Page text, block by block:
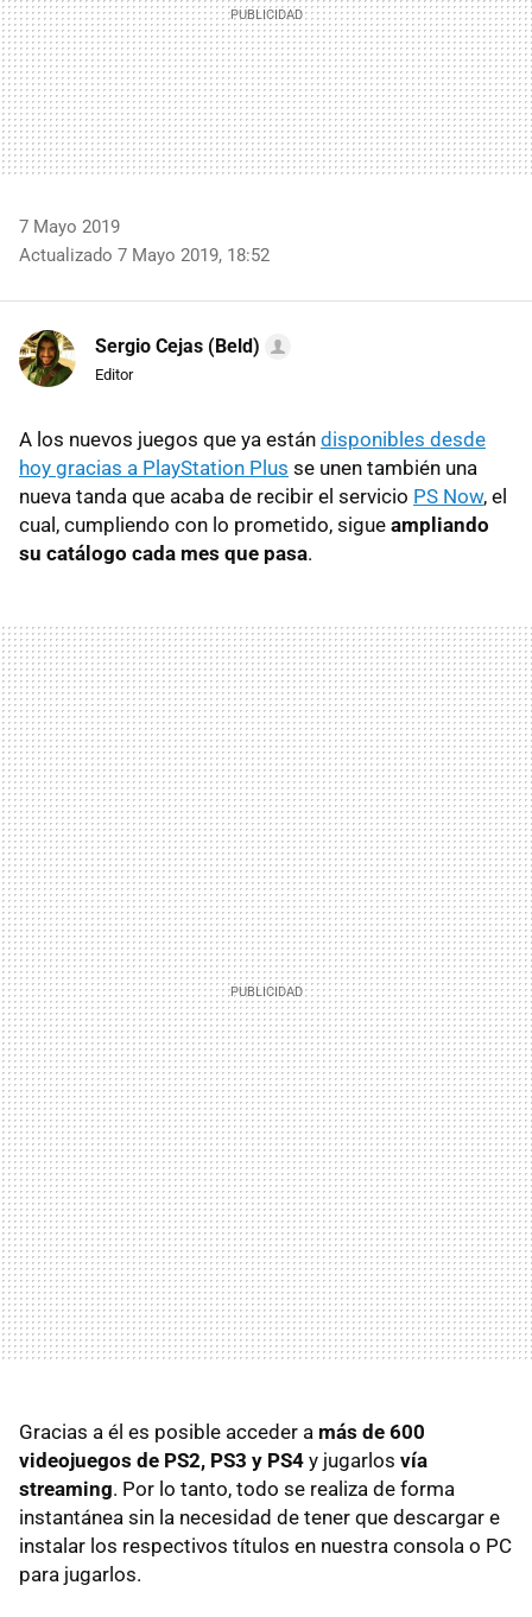
7 Mayo 2019
Actualizado 7 Mayo 2019, 18:52
Sergio Cejas (Beld)
Editor
A los nuevos juegos que ya están disponibles desde
hoy gracias a PlayStation Plus se unen también una
nueva tanda que acaba de recibir el servicio PS Now, el
cual, cumpliendo con lo prometido, sigue ampliando
su catálogo cada mes que pasa.
Gracias a él es posible acceder a más de 600
videojuegos de PS2, PS3 y PS4 y jugarlos vía
streaming. Por lo tanto, todo se realiza de forma
instantánea sin la necesidad de tener que descargar e
instalar los respectivos títulos en nuestra consola o PC
para jugarlos.